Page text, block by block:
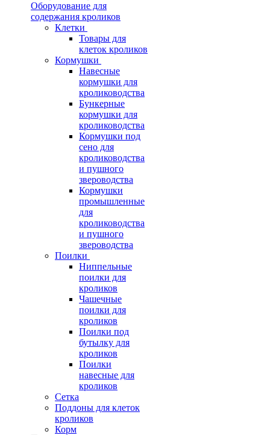
Оборудование для
содержания кроликов
Клетки
Товары для
клеток кроликов
Кормушки
Навесные
кормушки для
кролиководства
Бункерные
кормушки для
кролиководства
Кормушки под
сено для
кролиководства
и пушного
звероводства
Кормушки
промышленные
для
кролиководства
и пушного
звероводства
Поилки
Ниппельные
поилки для
кроликов
Чашечные
поилки для
кроликов
Поилки под
бутылку для
кроликов
Поилки
навесные для
кроликов
Сетка
Поддоны для клеток
кроликов
Корм